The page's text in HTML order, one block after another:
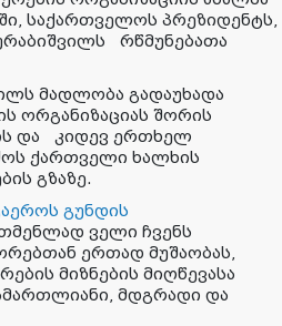
საქართველოს პრეზიდენტს,
რწმუნებათა
მადლობა გადაუხადა
ორგანიზაციას შორის
და
კიდევ ერთხელ
ქართველი ხალხის
გზაზე.
გუნდის
ველი ჩვენს
ერთად მუშაობას,
მიზნების მიღწევასა
მდგრადი და